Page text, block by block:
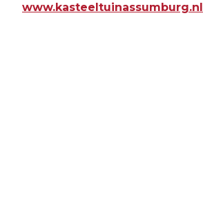
www.kasteeltuinassumburg.nl